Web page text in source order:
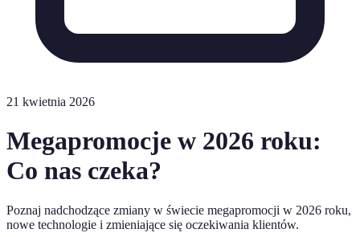
21 kwietnia 2026
Megapromocje w 2026 roku:
Co nas czeka?
Poznaj nadchodzące zmiany w świecie megapromocji w 2026 roku,
nowe technologie i zmieniające się oczekiwania klientów.